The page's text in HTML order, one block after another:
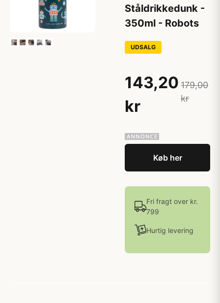
Ståldrikkedunk -
350ml - Robots
UDSALG
143,20
kr
179,00
kr
Køb her
Fri fragt over kr.
799
Hurtig levering